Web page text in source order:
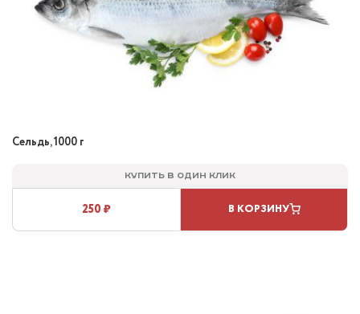
Сельдь, 1000 г
Купить в один клик
250 ₽ В КОРЗИНУ